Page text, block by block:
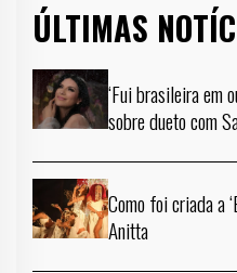
ÚLTIMAS
‘Fui brasileira em
sobre dueto com
Como foi criada a
Anitta